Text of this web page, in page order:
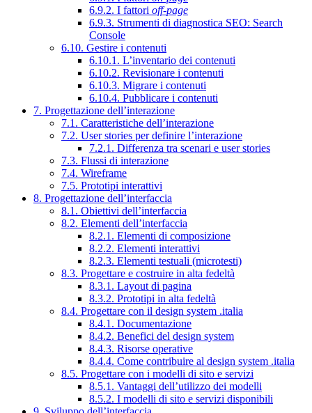
6.9.2. I fattori off-page
6.9.3. Strumenti di diagnostica SEO: Search
Console
6.10. Gestire i contenuti
6.10.1. L’inventario dei contenuti
6.10.2. Revisionare i contenuti
6.10.3. Migrare i contenuti
6.10.4. Pubblicare i contenuti
7. Progettazione dell’interazione
7.1. Caratteristiche dell’interazione
7.2. User stories per definire l’interazione
7.2.1. Differenza tra scenari e user stories
7.3. Flussi di interazione
7.4. Wireframe
7.5. Prototipi interattivi
8. Progettazione dell’interfaccia
8.1. Obiettivi dell’interfaccia
8.2. Elementi dell’interfaccia
8.2.1. Elementi di composizione
8.2.2. Elementi interattivi
8.2.3. Elementi testuali (microtesti)
8.3. Progettare e costruire in alta fedeltà
8.3.1. Layout di pagina
8.3.2. Prototipi in alta fedeltà
8.4. Progettare con il design system .italia
8.4.1. Documentazione
8.4.2. Benefici del design system
8.4.3. Risorse operative
8.4.4. Come contribuire al design system .italia
8.5. Progettare con i modelli di sito e servizi
8.5.1. Vantaggi dell’utilizzo dei modelli
8.5.2. I modelli di sito e servizi disponibili